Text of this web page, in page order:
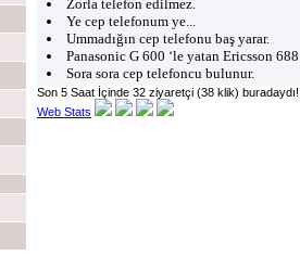
Zorla telefon edilmez.
Ye cep telefonum ye...
Ummadığın cep telefonu baş yarar.
Panasonic G 600 ‘le yatan Ericsson
Sora sora cep telefoncu bulunur.
Son 5 Saat İçinde 32 ziyaretçi (38 klik) buradaydı!..
Web Stats